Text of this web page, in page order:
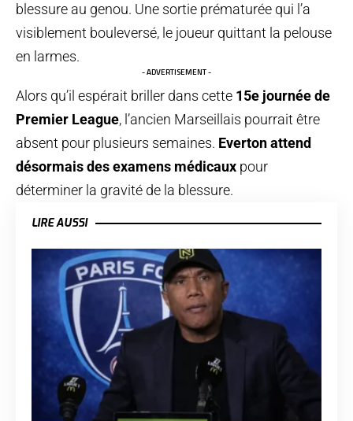
blessure au genou. Une sortie prématurée qui l’a
visiblement bouleversé, le joueur quittant la pelouse
en larmes.
- ADVERTISEMENT -
Alors qu’il espérait briller dans cette 15e journée de
Premier League, l’ancien Marseillais pourrait être
absent pour plusieurs semaines. Everton attend
désormais des examens médicaux pour
déterminer la gravité de la blessure.
LIRE AUSSI